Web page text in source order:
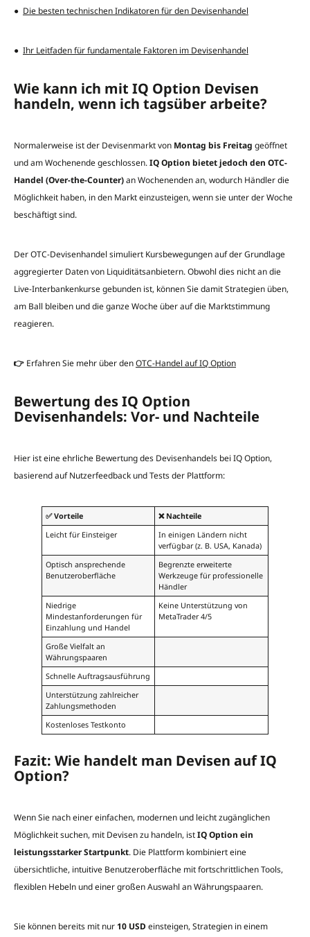
● Die besten technischen Indikatoren für den Devisenhandel
● Ihr Leitfaden für fundamentale Faktoren im Devisenhandel
Wie kann ich mit IQ Option Devisen
handeln, wenn ich tagsüber arbeite?
Normalerweise ist der Devisenmarkt von Montag bis Freitag geöffnet
und am Wochenende geschlossen.IQ Option bietet jedoch den OTC-
Handel (Over-the-Counter)an Wochenenden an, wodurch Händler die
Möglichkeit haben, in den Markt einzusteigen, wenn sie unter der Woche
beschäftigt sind.
Der OTC-Devisenhandel simuliert Kursbewegungen auf der Grundlage
aggregierter Daten von Liquiditätsanbietern. Obwohl dies nicht an die
Live-Interbankenkurse gebunden ist, können Sie damit Strategien üben,
am Ball bleiben und die ganze Woche über auf die Marktstimmung
reagieren.
👉 Erfahren Sie mehr über denOTC-Handel auf IQ Option
Bewertung des IQ Option
Devisenhandels: Vor- und Nachteile
Hier ist eine ehrliche Bewertung des Devisenhandels bei IQ Option,
basierend auf Nutzerfeedback und Tests der Plattform:
✅ Vorteile
❌ Nachteile
Leicht für Einsteiger
In einigen Ländern nicht
verfügbar (z. B. USA, Kanada)
Optisch ansprechende
Benutzeroberfläche
Begrenzte erweiterte
Werkzeuge für professionelle
Händler
Niedrige
Mindestanforderungen für
Einzahlung und Handel
Keine Unterstützung von
MetaTrader 4/5
Große Vielfalt an
Währungspaaren
Schnelle Auftragsausführung
Unterstützung zahlreicher
Zahlungsmethoden
Kostenloses Testkonto
Fazit: Wie handelt man Devisen auf IQ
Option?
Wenn Sie nach einer einfachen, modernen und leicht zugänglichen
Möglichkeit suchen, mit Devisen zu handeln, istIQ Option ein
leistungsstarker Startpunkt. Die Plattform kombiniert eine
übersichtliche, intuitive Benutzeroberfläche mit fortschrittlichen Tools,
flexiblen Hebeln und einer großen Auswahl an Währungspaaren.
Sie können bereits mit nur 10 USD einsteigen, Strategien in einem